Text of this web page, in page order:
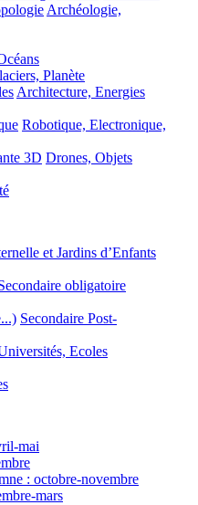
Archéologie,
Planète
Architecture, Energies
Robotique, Electronique,
3D Drones, Objets
et Jardins d’Enfants
obligatoire
Secondaire Post-
Ecoles
mai
: octobre-novembre
mars